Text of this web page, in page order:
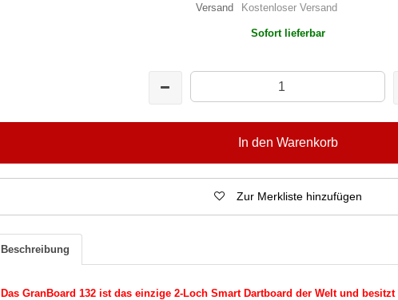
Versand Kostenloser Versand
Sofort lieferbar
In den Warenkorb
Zur Merkliste hinzufügen
Beschreibung
Das GranBoard 132 ist das einzige 2-Loch Smart Dartboard der Welt und besitzt